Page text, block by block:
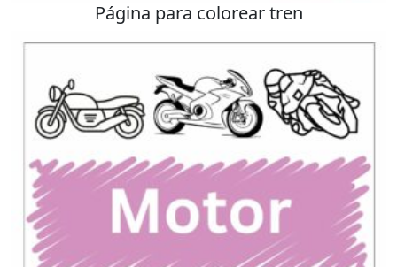
Página para colorear tren